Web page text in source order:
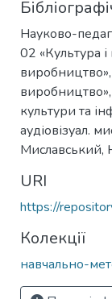
Науково-
02 «Культура
культури та
аудіовізуал.
Миславський,
URI
https://
Колекції
навчально-